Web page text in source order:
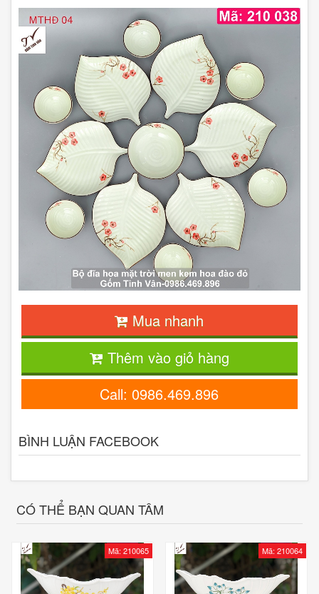
Mua nhanh
Thêm vào giỏ hàng
Call: 0986.469.896
BÌNH LUẬN FACEBOOK
CÓ THỂ BẠN QUAN TÂM
Mã: 210065 Mã: 210064